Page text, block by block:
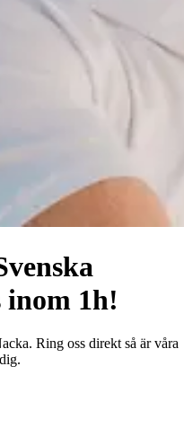
1h!
Ring oss direkt så är våra